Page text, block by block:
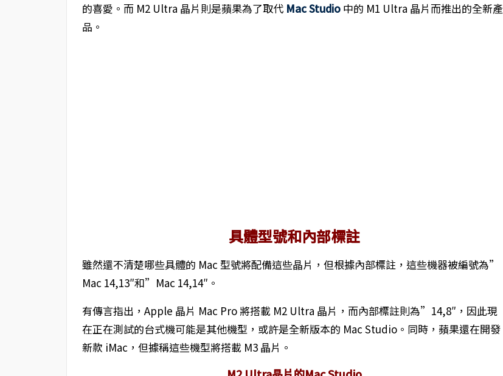
的喜愛。而 M2 Ultra 晶片則是蘋果為了取代 Mac Studio中的 M1 Ultra 晶片而推出的全新產
品。
具體型號和內部標註
雖然還不清楚哪些具體的 Mac 型號將配備這些晶片，但根據內部標註，這些機器被編號為”
Mac 14,13″和”Mac 14,14″。
有傳言指出，Apple 晶片 Mac Pro 將搭載 M2 Ultra 晶片，而內部標註則為”14,8″，因此現
在正在測試的台式機可能是其他機型，或許是全新版本的 Mac Studio。同時，蘋果還在開發
新款 iMac，但據稱這些機型將搭載 M3 晶片。